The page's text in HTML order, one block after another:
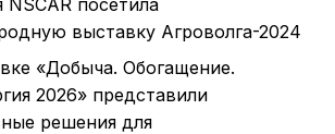
выставку Агроволга-2024
«Добыча. Обогащение.
2026» представили
решения для